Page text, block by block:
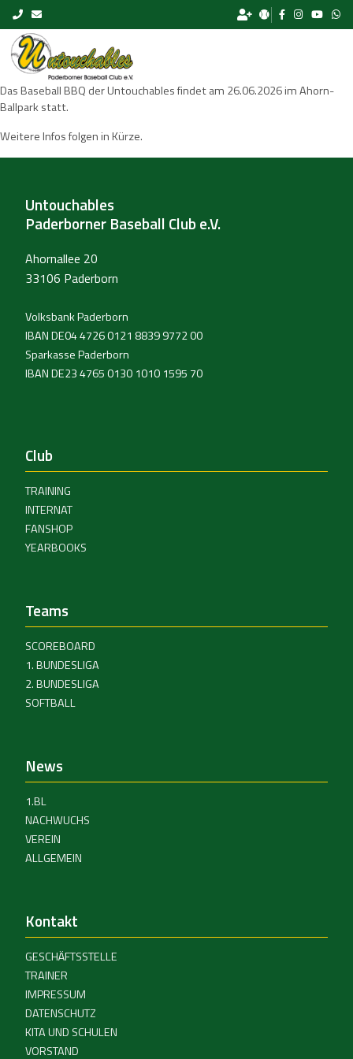
Skip to content
Das Baseball BBQ der Untouchables findet am 26.06.2026 im Ahorn-
Ballpark statt.
Weitere Infos folgen in Kürze.
Untouchables
Paderborner Baseball Club e.V.
Ahornallee 20
33106 Paderborn
Volksbank Paderborn
IBAN DE04 4726 0121 8839 9772 00
Sparkasse Paderborn
IBAN DE23 4765 0130 1010 1595 70
Club
TRAINING
INTERNAT
FANSHOP
YEARBOOKS
Teams
SCOREBOARD
1. BUNDESLIGA
2. BUNDESLIGA
SOFTBALL
News
1.BL
NACHWUCHS
VEREIN
ALLGEMEIN
Kontakt
GESCHÄFTSSTELLE
TRAINER
IMPRESSUM
DATENSCHUTZ
KITA UND SCHULEN
VORSTAND